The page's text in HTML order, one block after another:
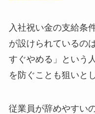
入社祝い金の支給条
が設けられているの
すぐやめる」という
を防ぐことも狙いと
従業員が辞めやすい